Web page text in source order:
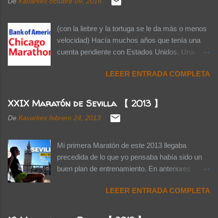
(con la liebre y la tortuga se le da más o menos
velocidad) Hacía muchos años que tenía una
cuenta pendiente con Estados Unidos. Una
Octubre cuando por fin, aterricé en la ciudad de
America Chicago Marathon. Como amante de
la arquitectura, tanto moderna como antigua,
Chicago era una ciudad que me resultaba
documentales. Había estado ya en New York,
Washington, Philadelphia, Los Ángeles, Las
Vegas, San Francisco... pero Chicago se
seguía todavía con mis ojos clavados en los
modernidad y antiguedad, si es que a ciento y
LEEER ENTRADA COMPLETA
XXIX Maratón de Sevilla 【 2013 】
De Kavarkes febrero 24, 2013
Mi primera Maratón de este 2013 llegaba
precedida de lo que yo pensaba había sido un
buen plan de entrenamiento. En anteriores
largos y esta vez los había suplido con varias
calentamientos, llegaban a los 25-26K. Y por
LEEER ENTRADA COMPLETA